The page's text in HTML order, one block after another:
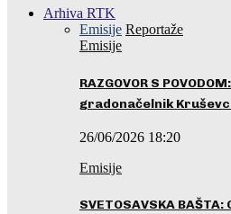
Arhiva RTK
Emisije Reportaže
Emisije
RAZGOVOR S
gradonačelnik
26/06/2026 18:20
Emisije
SVETOSAVSKA